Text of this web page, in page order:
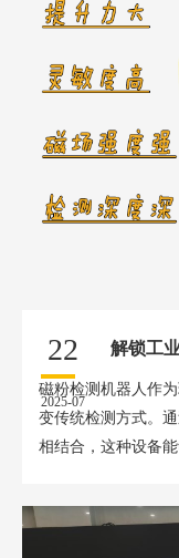
22
2025-07
解锁工
磁粉检测机器人作
变传统检测方式。
相结合，这种设备